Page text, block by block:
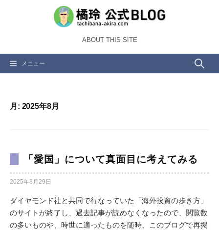
ツ
ABOUT THIS SITE
メニュー 検
月: 2025年8月
「愛国」について真面目に考えてみる
2025年8月29日
ダイヤモンド社と共同で行なっていた「海外投資の歩き方」
のサイトが終了し、過去記事が読めなくなったので、閲覧数
の多いものや、時世に適ったものを随時、このブログで再掲